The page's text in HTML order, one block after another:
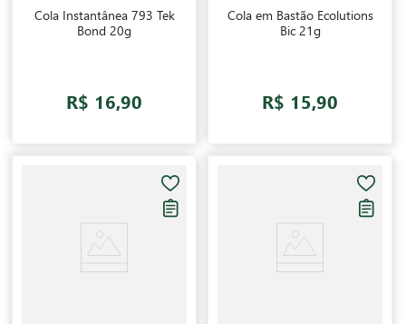
Cola Instantânea 793 Tek
Bond 20g
R$ 16,90
Cola em Bastão Ecolutions
Bic 21g
R$ 15,90